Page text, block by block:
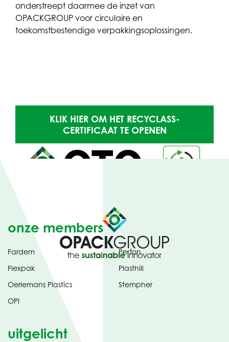
onderstreept daarmee de inzet van
OPACKGROUP voor circulaire en
toekomstbestendige verpakkingsoplossingen.
KLIK HIER OM HET RECYCLASS-
CERTIFICAAT TE OPENENKLIK
HIER
OM
onze members
Fardem
Flexpak
Oerlemans Plastics
OPI
Perfon
Plasthill
Stempher
uitgelicht